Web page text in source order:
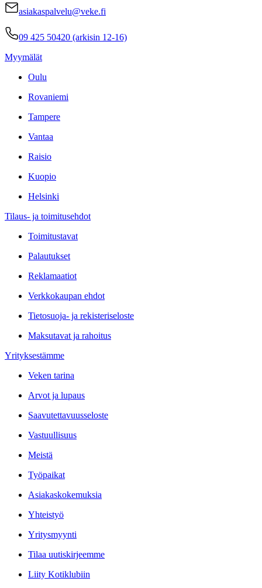
asiakaspalvelu@veke.fi
09 425 50420 (arkisin 12-16)
Myymälät
Oulu
Rovaniemi
Tampere
Vantaa
Raisio
Kuopio
Helsinki
Tilaus- ja toimitusehdot
Toimitustavat
Palautukset
Reklamaatiot
Verkkokaupan ehdot
Tietosuoja- ja rekisteriseloste
Maksutavat ja rahoitus
Yrityksestämme
Veken tarina
Arvot ja lupaus
Saavutettavuusseloste
Vastuullisuus
Meistä
Työpaikat
Asiakaskokemuksia
Yhteistyö
Yritysmyynti
Tilaa uutiskirjeemme
Liity Kotiklubiin